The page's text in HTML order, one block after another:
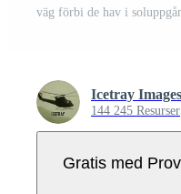
väg förbi de hav i
Icetray Images
144 245 Resurser
Gratis med